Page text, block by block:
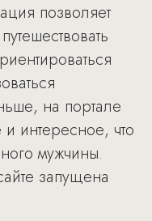
позволяет
на портале
интересное, что
мужчины.
запущена